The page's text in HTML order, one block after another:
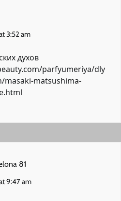
3:52 am
духов
parfyumeriya/dly
masaki-matsushima-
81
9:47 am